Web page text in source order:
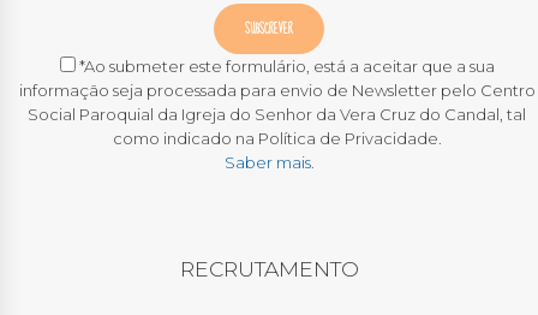
*Ao submeter este formulário, está a aceitar que a sua
informação seja processada para envio de Newsletter pelo Centro
Social Paroquial da Igreja do Senhor da Vera Cruz do Candal, tal
como indicado na Política de Privacidade.
Saber mais.
RECRUTAMENTO